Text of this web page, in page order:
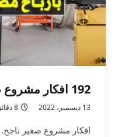
192 افكار مشروع صغير ناجح 2024
13 ديسمبر، 2022 8 دقائق
افكار مشروع صغير ناجح.